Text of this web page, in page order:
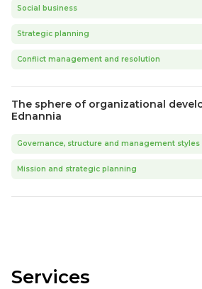
Social business
Strategic planning
Conflict management and resolution
The sphere of organizational
Ednannia
Governance, structure and management styles
Mission and strategic planning
Services